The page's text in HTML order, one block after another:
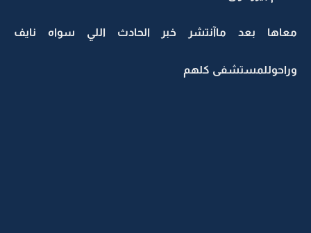
معاها بعد ماآنتشر خبر الحادث اللي سواه نايف
وراحوللمستشفى كلهم